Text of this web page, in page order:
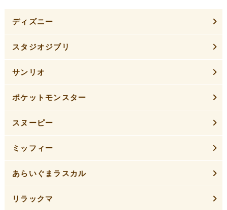
ディズニー
スタジオジブリ
サンリオ
ポケットモンスター
スヌーピー
ミッフィー
あらいぐまラスカル
リラックマ